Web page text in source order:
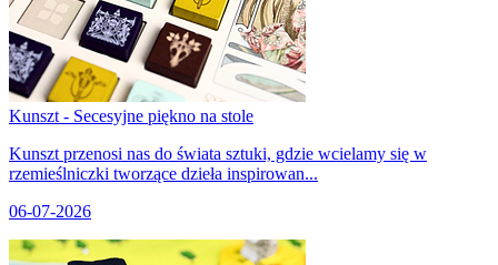
Kunszt - Secesyjne piękno na stole
Kunszt przenosi nas do świata sztuki, gdzie wcielamy się w
rzemieślniczki tworzące dzieła inspirowan...
06-07-2026